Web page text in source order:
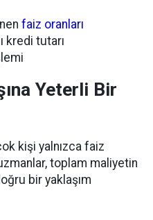
faiz oranları
kredi tutarı
Yeterli Bir
kişi yalnızca faiz
toplam maliyetin
bir yaklaşım